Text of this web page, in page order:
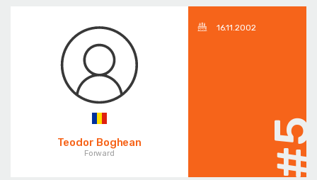
Teodor Boghean
Forward
16.11.2002